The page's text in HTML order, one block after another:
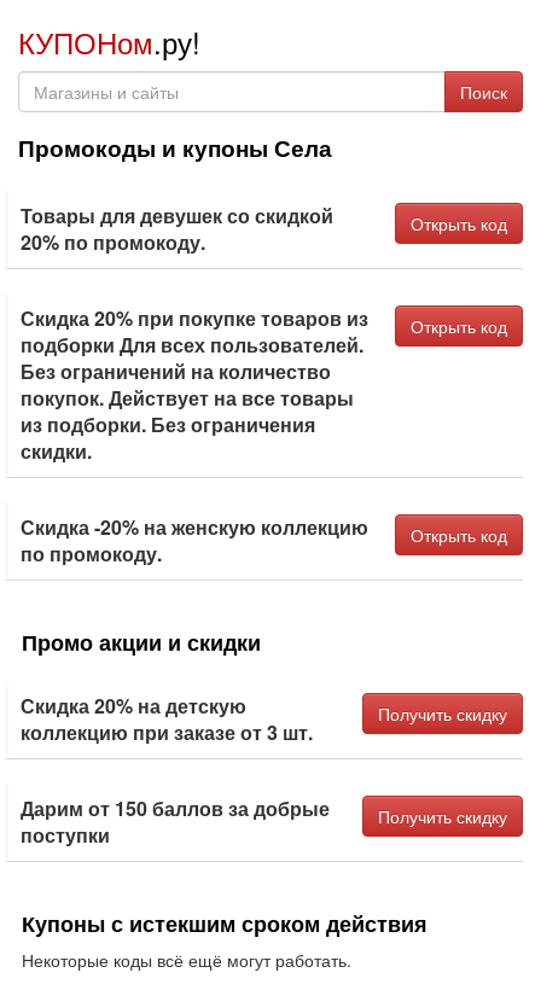
КУПОНом.ру!
Поиск
Промокоды и купоны Села
Товары для девушек со скидкой
20% по промокоду.
Открыть код
Скидка 20% при покупке товаров из
подборки Для всех пользователей.
Без ограничений на количество
покупок. Действует на все товары
из подборки. Без ограничения
скидки.
Открыть код
Скидка -20% на женскую коллекцию
по промокоду.
Открыть код
Промо акции и скидки
Скидка 20% на детскую
коллекцию при заказе от 3 шт.
Получить скидку
Дарим от 150 баллов за добрые
поступки
Получить скидку
Купоны с истекшим сроком действия
Некоторые коды всё ещё могут работать.